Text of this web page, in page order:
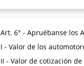
Art. 6° - Apruébanse los
I - Valor de los
II - Valor de cotización